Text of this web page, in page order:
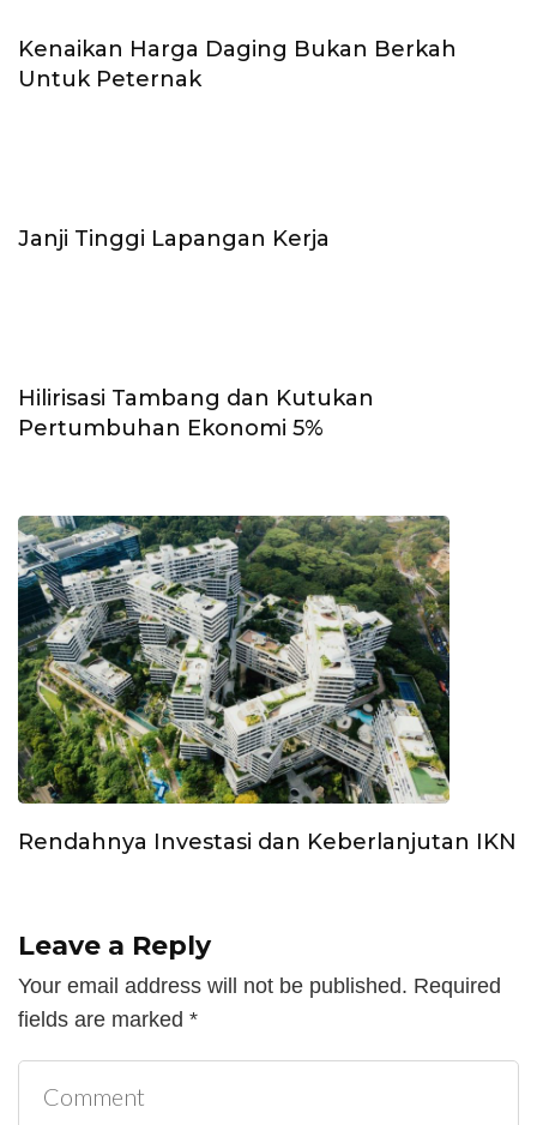
Kenaikan Harga Daging Bukan Berkah
Untuk Peternak
Janji Tinggi Lapangan Kerja
Hilirisasi Tambang dan Kutukan
Pertumbuhan Ekonomi 5%
Rendahnya Investasi dan Keberlanjutan IKN
Leave a Reply
Your email address will not be published. Required
fields are marked *